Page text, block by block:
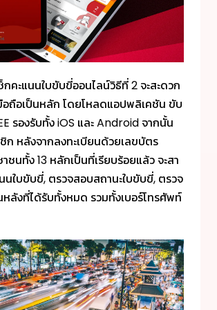
กคะแนนใบขับขี่ออนไลน์วิธีที่ 2 จะสะดวก
อถือเป็นหลัก โดยโหลดแอปพลิเคชัน ขับ
รองรับทั้ง iOS และ Android จากนั้น
หลังจากลงทะเบียนด้วยเลขบัตร
าชนทั้ง 13 หลักเป็นที่เรียบร้อยแล้ว จะสา
นใบขับขี่, ตรวจสอบสถานะใบขับขี่, ตรวจ
ลังที่ได้รับทั้งหมด รวมทั้งเบอร์โทรศัพท์